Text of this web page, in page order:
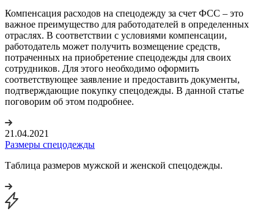
Компенсация расходов на спецодежду за счет ФСС – это
важное преимущество для работодателей в определенных
отраслях. В соответствии с условиями компенсации,
работодатель может получить возмещение средств,
потраченных на приобретение спецодежды для своих
сотрудников. Для этого необходимо оформить
соответствующее заявление и предоставить документы,
подтверждающие покупку спецодежды. В данной статье
поговорим об этом подробнее.
21.04.2021
Размеры спецодежды
Таблица размеров мужской и женской спецодежды.